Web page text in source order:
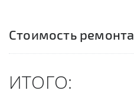
Стоимость ремонта
ИТОГО: